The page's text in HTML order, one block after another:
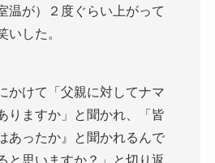
温が）２度ぐらい上がって
いした。
かけて「父親に対してナマ
りますか」と聞かれ、「皆
あったか』と聞かれるんで
と思いますか？」と切り返